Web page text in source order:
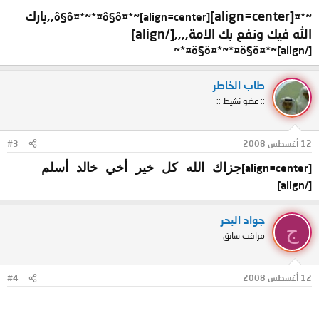
~*¤ô§ô¤*~*¤ô§ô¤*~[align=center]
[align=center],,بارك
الله فيك ونفع بك الامة,,,,[/align]
[/align]~*¤ô§ô¤*~*¤ô§ô¤*~
طاب الخاطر
:: عضو نشيط ::
12 أغسطس 2008 #3
[align=center] جزاك الله كل خير أخي خالد أسلم
[/align]
ج
جواد البحر
مراقب سابق
12 أغسطس 2008 #4